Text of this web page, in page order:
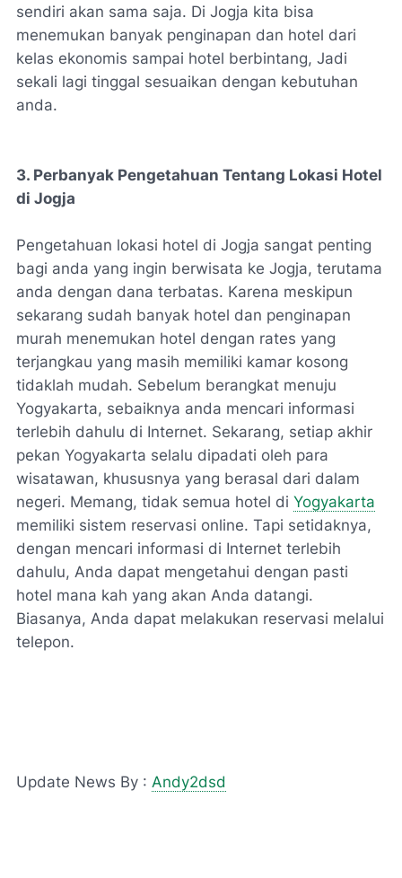
sendiri akan sama saja. Di Jogja kita bisa
menemukan banyak penginapan dan hotel dari
kelas ekonomis sampai hotel berbintang, Jadi
sekali lagi tinggal sesuaikan dengan kebutuhan
anda.
3. Perbanyak Pengetahuan Tentang Lokasi Hotel
di Jogja
Pengetahuan lokasi hotel di Jogja sangat penting
bagi anda yang ingin berwisata ke Jogja, terutama
anda dengan dana terbatas. Karena meskipun
sekarang sudah banyak hotel dan penginapan
murah menemukan hotel dengan rates yang
terjangkau yang masih memiliki kamar kosong
tidaklah mudah. Sebelum berangkat menuju
Yogyakarta, sebaiknya anda mencari informasi
terlebih dahulu di Internet. Sekarang, setiap akhir
pekan Yogyakarta selalu dipadati oleh para
wisatawan, khususnya yang berasal dari dalam
negeri. Memang, tidak semua hotel di Yogyakarta
memiliki sistem reservasi online. Tapi setidaknya,
dengan mencari informasi di Internet terlebih
dahulu, Anda dapat mengetahui dengan pasti
hotel mana kah yang akan Anda datangi.
Biasanya, Anda dapat melakukan reservasi melalui
telepon.
Update News By : Andy2dsd